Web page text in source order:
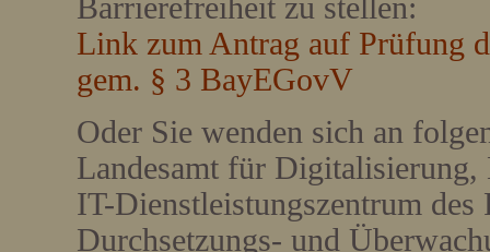
Link zum Antrag auf Prüfung
gem. § 3 BayEGovV
Oder Sie wenden sich an
Landesamt für Digitalisierung,
IT-Dienstleistungszentrum des
Durchsetzungs- und